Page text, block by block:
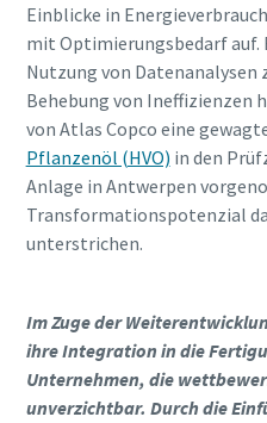
Einblicke in
mit Optimierungsbedarf auf.
Nutzung von
Behebung von Ineffizienzen
von Atlas Copco eine
Pflanzenöl (HVO) in den
Anlage in Antwerpen
Transformationspotenzial
unterstrichen.
Im Zuge der
ihre Integration in die
Unternehmen, die
unverzichtbar. Durch die